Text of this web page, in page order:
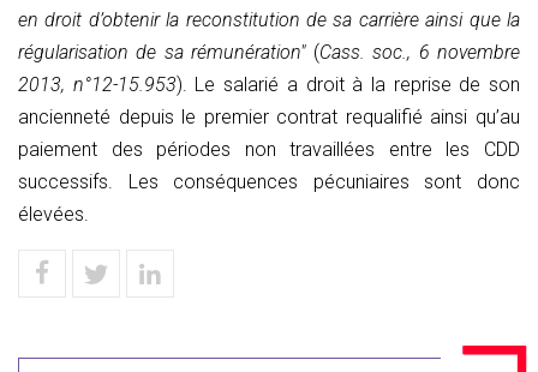
en droit d’obtenir la reconstitution de sa carrière ainsi que la
régularisation de sa rémunération"(Cass. soc., 6 novembre
2013, n°12-15.953). Le salarié a droit à la reprise de son
ancienneté depuis le premier contrat requalifié ainsi qu’au
paiement des périodes non travaillées entre les CDD
successifs. Les conséquences pécuniaires sont donc
élevées.